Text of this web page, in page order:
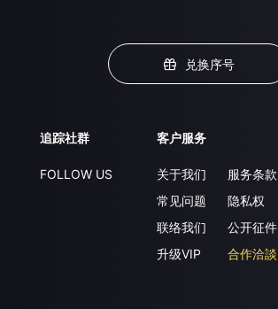
兑换序号
追踪社群
FOLLOW US
客户服务
关于我们
常见问题
联络我们
升级VIP
服务条款
隐私权
公开征件
合作洽談